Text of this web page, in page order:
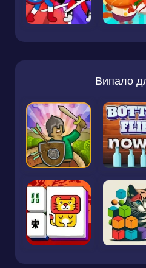
Випало